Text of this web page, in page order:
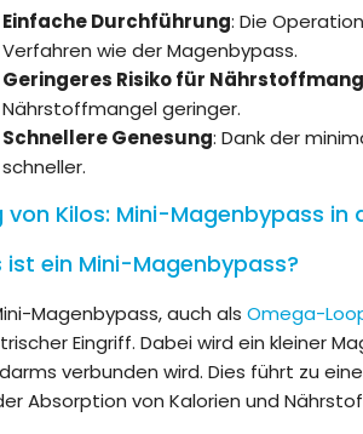
Einfache Durchführung: Die
Verfahren wie der Magenbypass.
Geringeres Risiko für
Nährstoffmangel geringer.
Schnellere Genesung: Dank der
schneller.
von Kilos: Mini-Magenbypass in
ist ein Mini-Magenbypass?
Magenbypass, auch als Omega-
Eingriff. Dabei wird ein kleiner
verbunden wird. Dies führt zu
Absorption von Kalorien und